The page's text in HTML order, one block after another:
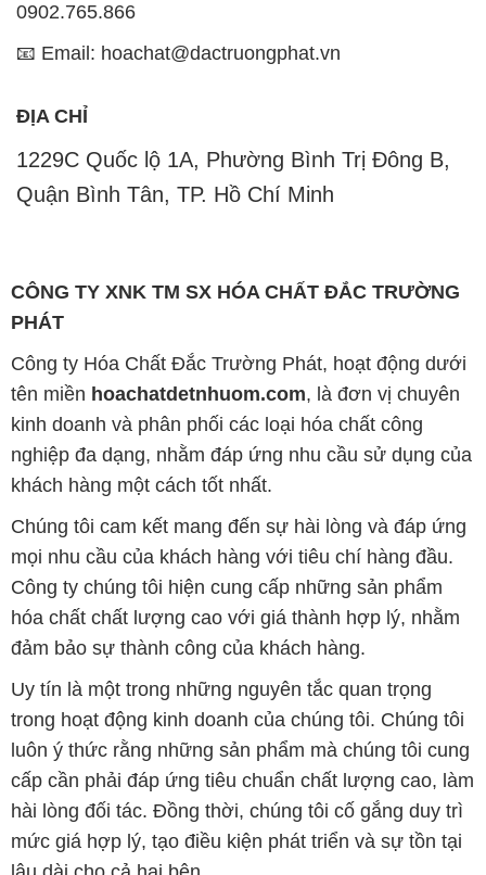
0902.765.866
📧 Email: hoachat@dactruongphat.vn
ĐỊA CHỈ
1229C Quốc lộ 1A, Phường Bình Trị Đông B,
Quận Bình Tân, TP. Hồ Chí Minh
CÔNG TY XNK TM SX HÓA CHẤT ĐẮC TRƯỜNG
PHÁT
Công ty Hóa Chất Đắc Trường Phát, hoạt động dưới
tên miền hoachatdetnhuom.com, là đơn vị chuyên
kinh doanh và phân phối các loại hóa chất công
nghiệp đa dạng, nhằm đáp ứng nhu cầu sử dụng của
khách hàng một cách tốt nhất.
Chúng tôi cam kết mang đến sự hài lòng và đáp ứng
mọi nhu cầu của khách hàng với tiêu chí hàng đầu.
Công ty chúng tôi hiện cung cấp những sản phẩm
hóa chất chất lượng cao với giá thành hợp lý, nhằm
đảm bảo sự thành công của khách hàng.
Uy tín là một trong những nguyên tắc quan trọng
trong hoạt động kinh doanh của chúng tôi. Chúng tôi
luôn ý thức rằng những sản phẩm mà chúng tôi cung
cấp cần phải đáp ứng tiêu chuẩn chất lượng cao, làm
hài lòng đối tác. Đồng thời, chúng tôi cố gắng duy trì
mức giá hợp lý, tạo điều kiện phát triển và sự tồn tại